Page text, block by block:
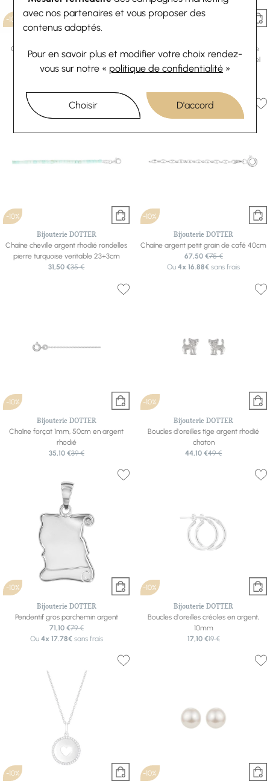
avec nos partenaires et vous proposer des
contenus adaptés.
Pour en savoir plus et modifier votre choix rendez-
vous sur notre « politique de confidentialité »
Choisir D'accord
-10%
Chaîne cheville argent avec double
boule pampille cœur pierre noire
synthétique 23+2cm
-10%
Chaîne cheville argent avec double
boule pampille coeur pierre bleu ciel
synthetique 23+2cm
-10%
Bijouterie DOTTER
Chaîne cheville argent rhodié rondelles
pierre turquoise veritable 23+3cm
31,50 €35 €
-10%
Bijouterie DOTTER
Chaîne argent petit grain de café 40cm
67,50 €75 €
Ou4x 16.88€ sans frais
-10%
Bijouterie DOTTER
Chaîne forçat 1mm, 50cm en argent
rhodié
35,10 €39 €
-10%
Bijouterie DOTTER
Boucles d'oreilles tige argent rhodié
chaton
44,10 €49 €
-10%
Bijouterie DOTTER
Pendentif gros parchemin argent
71,10 €79 €
Ou 4x 17.78€sans frais
-10%
Bijouterie DOTTER
Boucles d'oreilles créoles en argent,
10mm
17,10 €19 €
-10% -10%